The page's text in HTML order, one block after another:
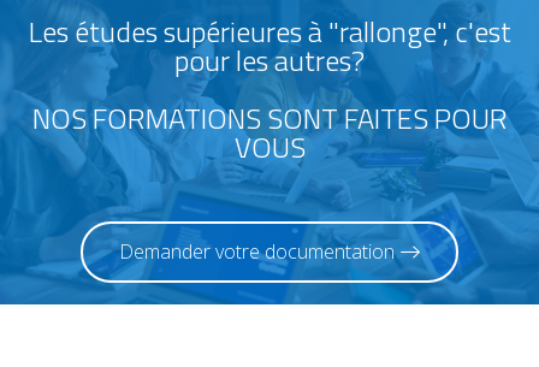
Les études supérieures à "rallonge", c'est
pour les autres?
NOS FORMATIONS SONT FAITES POUR
VOUS
Demander votre documentation